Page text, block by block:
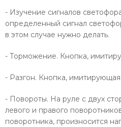
- Изучение сигналов
определенный сигнал
в этом случае нужно делать.
- Торможение. Кнопка,
- Разгон. Кнопка, имитирующая
- Повороты. На руле с двух
левого и правого
поворотника, произносится